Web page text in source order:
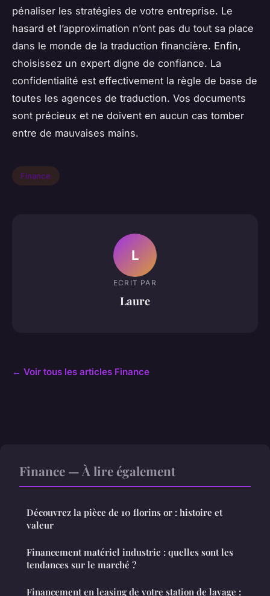
pénaliser les stratégies de votre entreprise. Le
hasard et l’approximation n’ont pas du tout sa place
dans le monde de la traduction financière. Enfin,
choisissez un expert digne de confiance. La
confidentialité est effectivement la règle de base de
toutes les agences de traduction. Vos documents
sont précieux et ne doivent en aucun cas tomber
entre de mauvaises mains.
Finance
L
ECRIT PAR
Laure
← Voir tous les articles Finance
Finance — À lire également
Découvrez la pièce de 10 florins or : histoire et
valeur
Financement matériel industrie : quelles sont les
tendances sur le marché ?
Financement en leasing de votre station de lavage :